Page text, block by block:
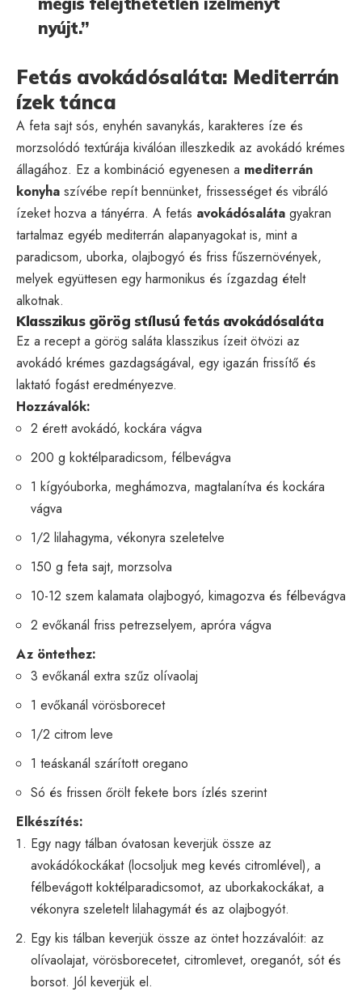
nyújt.”
Fetás avokádósaláta: Mediterrán
ízek tánca
A feta sajt sós, enyhén savanykás, karakteres íze és
morzsolódó textúrája kiválóan illeszkedik az avokádó krémes
állagához. Ez a kombináció egyenesen a mediterrán
konyha szívébe repít bennünket, frissességet és vibráló
ízeket hozva a tányérra. A fetás avokádósaláta gyakran
tartalmaz egyéb mediterrán alapanyagokat is, mint a
paradicsom, uborka, olajbogyó és friss fűszernövények,
melyek együttesen egy harmonikus és ízgazdag ételt
alkotnak.
Klasszikus görög stílusú fetás avokádósaláta
Ez a recept a görög saláta klasszikus ízeit ötvözi az
avokádó krémes gazdagságával, egy igazán frissítő és
laktató fogást eredményezve.
Hozzávalók:
2 érett avokádó, kockára vágva
200 g koktélparadicsom, félbevágva
1 kígyóuborka, meghámozva, magtalanítva és kockára
vágva
1/2 lilahagyma, vékonyra szeletelve
150 g feta sajt, morzsolva
10-12 szem kalamata olajbogyó, kimagozva és félbevágva
2 evőkanál friss petrezselyem, apróra vágva
Az öntethez:
3 evőkanál extra szűz olívaolaj
1 evőkanál vörösborecet
1/2 citrom leve
1 teáskanál szárított oregano
Só és frissen őrölt fekete bors ízlés szerint
Elkészítés:
Egy nagy tálban óvatosan keverjük össze az
avokádókockákat (locsoljuk meg kevés citromlével), a
félbevágott koktélparadicsomot, az uborkakockákat, a
vékonyra szeletelt lilahagymát és az olajbogyót.
Egy kis tálban keverjük össze az öntet hozzávalóit: az
olívaolajat, vörösborecetet, citromlevet, oreganót, sót és
borsot. Jól keverjük el.